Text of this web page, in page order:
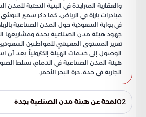
والعقارية المتزايدة في البنية التحتية
مبادرات بارزة في الرياض، كما ذكر سمير
في بوابة السعودية حول المدن الصناعية
جهود هيئة مدن الصناعية بجدة ومشاريعها
تعزيز المستوى المعيشي للمواطنين
الوصول إلى خدمات الهيئة إلكترونياً. بعد أن
هيئة المدن الصناعية في الدمام، نسلط
الجارية في جدة، درة البحر الأحمر.
02لمحة عن هيئة مدن الصناعية بجدة